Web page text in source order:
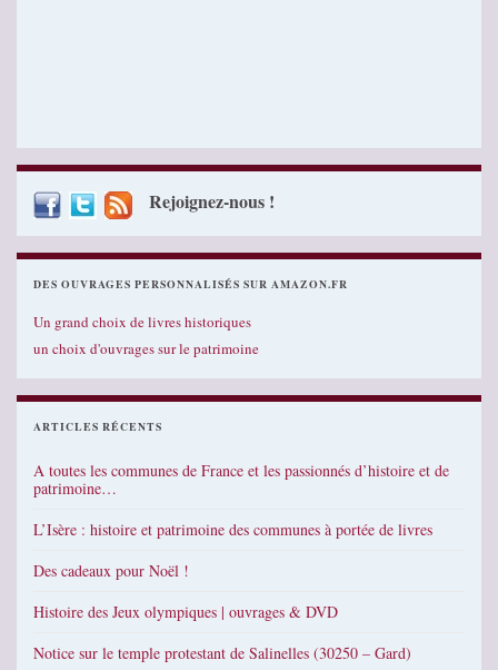
Rejoignez-nous !
DES OUVRAGES PERSONNALISÉS SUR AMAZON.FR
Un grand choix de livres historiques
un choix d'ouvrages sur le patrimoine
ARTICLES RÉCENTS
A toutes les communes de France et les passionnés d’histoire et de
patrimoine…
L’Isère : histoire et patrimoine des communes à portée de livres
Des cadeaux pour Noël !
Histoire des Jeux olympiques | ouvrages & DVD
Notice sur le temple protestant de Salinelles (30250 – Gard)